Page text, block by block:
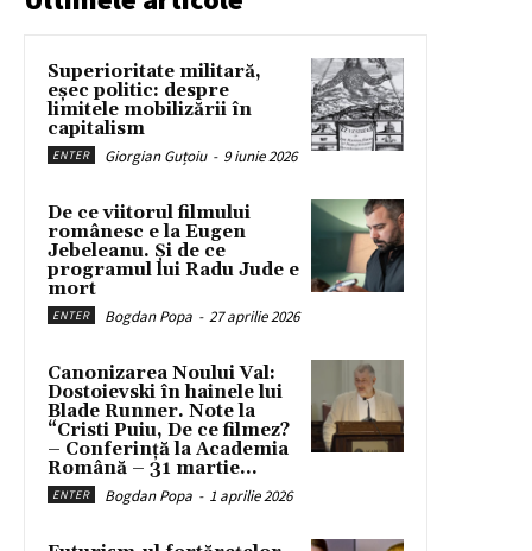
Superioritate militară,
eșec politic: despre
limitele mobilizării în
capitalism
ENTER Giorgian Guțoiu - 9 iunie 2026
De ce viitorul filmului
românesc e la Eugen
Jebeleanu. Și de ce
programul lui Radu Jude e
mort
ENTER Bogdan Popa - 27 aprilie 2026
Canonizarea Noului Val:
Dostoievski în hainele lui
Blade Runner. Note la
“Cristi Puiu, De ce filmez?
– Conferință la Academia
Română – 31 martie...
ENTER Bogdan Popa - 1 aprilie 2026